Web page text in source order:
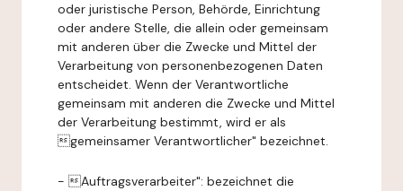
oder juristische Person, Behörde, Einrichtung
oder andere Stelle, die allein oder gemeinsam
mit anderen über die Zwecke und Mittel der
Verarbeitung von personenbezogenen Daten
entscheidet. Wenn der Verantwortliche
gemeinsam mit anderen die Zwecke und Mittel
der Verarbeitung bestimmt, wird er als
gemeinsamer Verantwortlicher" bezeichnet.
- Auftragsverarbeiter": bezeichnet die